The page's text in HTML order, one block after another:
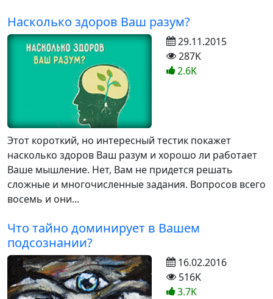
Насколько здоров Ваш разум?
Этот короткий, но интересный тестик покажет
насколько здоров Ваш разум и хорошо ли работает
Ваше мышление. Нет, Вам не придется решать
сложные и многочисленные задания. Вопросов всего
восемь и они...
29.11.2015
287K
2.6K
Что тайно доминирует в Вашем
подсознании?
16.02.2016
516K
3.7K